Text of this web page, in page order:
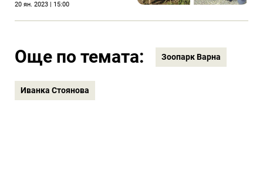
Варненския
зоопарк
20 ян. 2023 | 15:00
Още по темата: Зоопарк Варна
Иванка Стоянова